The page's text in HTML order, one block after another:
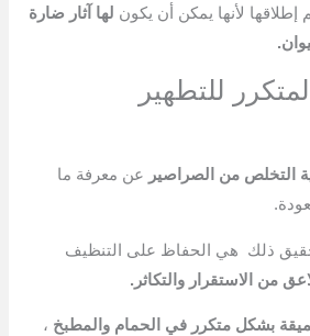
إطلاقها لأنها يمكن أن يكون لها آثار ضارة
للتطهير
التخلص من الصراصير عن معرفة ما
ذلك
هي الحفاظ على التنظيف
من الاستقرار والتكاثر.
بشكل متكرر في الحمام والمطبخ ،